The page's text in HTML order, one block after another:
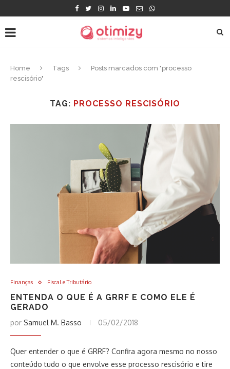
Home Tags
Posts marcados com "processo
rescisório"
TAG: PROCESSO RESCISÓRIO
Finanças Fiscal e Tributário
ENTENDA O QUE É A GRRF E COMO ELE É
GERADO
por Samuel M. Basso 05/02/2018
Quer entender o que é GRRF? Confira agora mesmo no nosso
conteúdo tudo o que envolve esse processo rescisório e tire